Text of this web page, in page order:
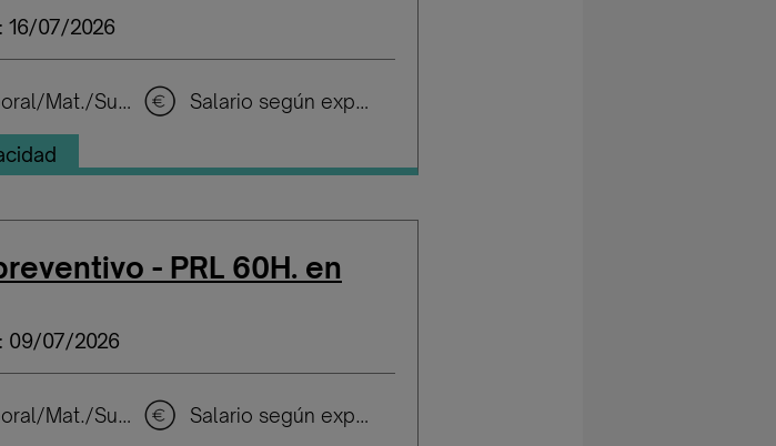
16/07/2026
Temporal/Mat./Sustitución/... Salario según experiencia
- PRL 60H. en
09/07/2026
Temporal/Mat./Sustitución/... Salario según experiencia